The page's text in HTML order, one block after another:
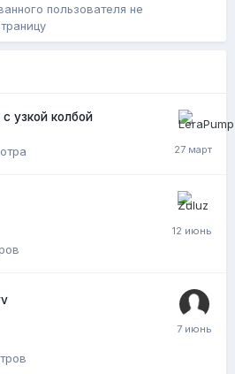
пользователя не
узкой колбой